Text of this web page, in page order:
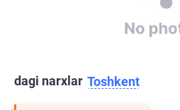
dagi narxlar Toshkent